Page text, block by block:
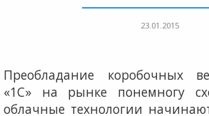
23.01.2015
Преобладание коробочных
«1С» на рынке понемногу
облачные технологии